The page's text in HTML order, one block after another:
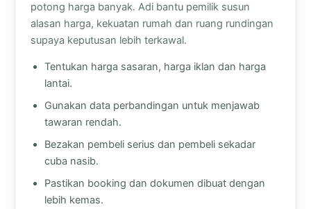
potong harga banyak. Adi bantu pemilik susun
alasan harga, kekuatan rumah dan ruang rundingan
supaya keputusan lebih terkawal.
Tentukan harga sasaran, harga iklan dan harga
lantai.
Gunakan data perbandingan untuk menjawab
tawaran rendah.
Bezakan pembeli serius dan pembeli sekadar
cuba nasib.
Pastikan booking dan dokumen dibuat dengan
lebih kemas.